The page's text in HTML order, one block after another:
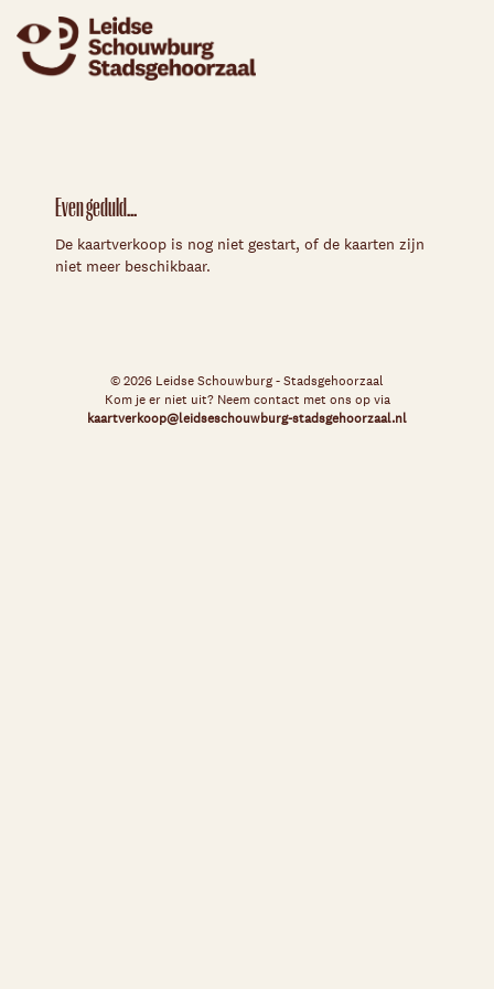
Even geduld...
De kaartverkoop is nog niet gestart, of de kaarten zijn
niet meer beschikbaar.
© 2026 Leidse Schouwburg - Stadsgehoorzaal
Kom je er niet uit? Neem contact met ons op via
kaartverkoop@leidseschouwburg-stadsgehoorzaal.nl